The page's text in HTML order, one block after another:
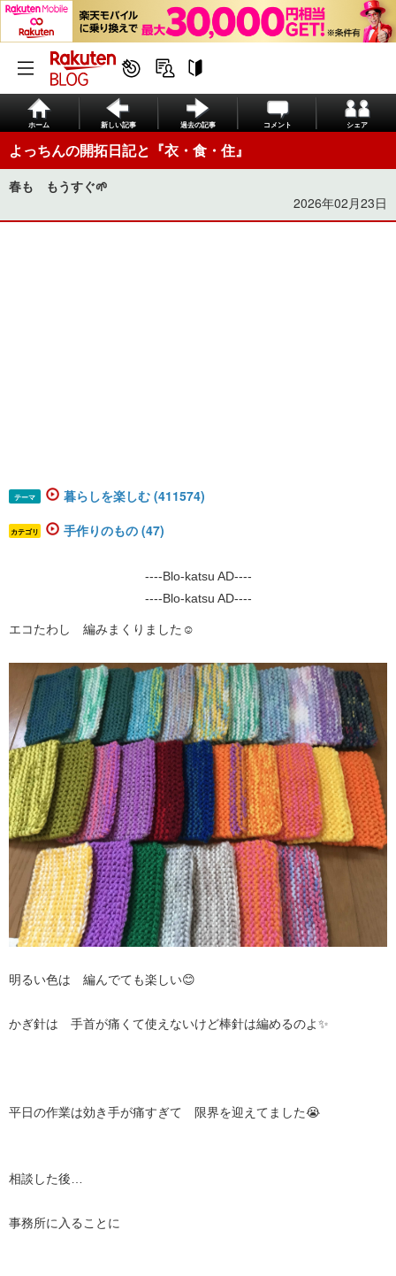
ホーム 新しい記事 過去の記事 コメント シェア
よっちんの開拓日記と『衣・食・住』
春も もうすぐ🌱
2026年02月23日
テーマ 暮らしを楽しむ (411574)
カテゴリ 手作りのもの (47)
----Blo-katsu AD----
----Blo-katsu AD----
エコたわし 編みまくりました☺️
明るい色は 編んでても楽しい😊
かぎ針は 手首が痛くて使えないけど棒針は編めるのよ✨
平日の作業は効き手が痛すぎて 限界を迎えてました😭
相談した後…
事務所に入ることに